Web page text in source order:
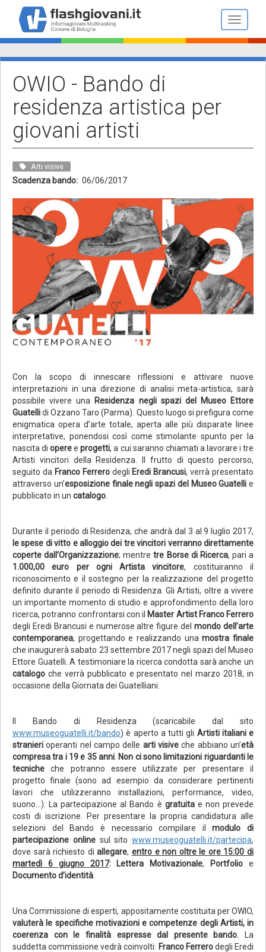
contenuto
principale
Toggle
OWIO - Bando di
residenza artistica per
giovani artisti
Arti visive
Scadenza bando 06/06/2017
Con la scopo di innescare riflessioni e attivare nuove
interpretazioni in una direzione di analisi meta-artistica, sarà
possibile vivere una
Residenza negli spazi del Museo Ettore
Guatellidi Ozzano Taro (Parma). Questo luogo si prefigura come
enigmatica opera d’arte totale, aperta alle più disparate linee
interpretative, ponendosi così come stimolante spunto per la
nascita diopereeprogetti, a cui saranno chiamati a lavorare i tre
Artisti vincitori della Residenza. Il frutto di questo percorso,
seguito da Franco Ferrerodegli Eredi Brancusi, verrà presentato
attraverso un’esposizione finale negli spazi del Museo Guatelli e
pubblicato in un catalogo
Durante il periodo di Residenza, che andrà dal 3 al 9 luglio 2017,
le spese di vitto e alloggio dei tre vincitori verranno direttamente
coperte dall’Organizzazione; mentretre Borse di Ricerca, pari a
1.000,00 euro per ogni Artista vincitore, costituiranno il
riconoscimento e il sostegno per la realizzazione del progetto
definito durante il periodo di Residenza. Gli Artisti, oltre a vivere
un importante momento di studio e approfondimento della loro
ricerca, potranno confrontarsi con il Master Artist Franco Ferrero
degli Eredi Brancusi e numerose altre figure delmondo dell’arte
contemporanea, progettando e realizzando unamostra finale
che inaugurerà sabato 23 settembre 2017 negli spazi del Museo
Ettore Guatelli. A testimoniare la ricerca condotta sarà anche un
catalogo che verrà pubblicato e presentato nel marzo 2018, in
occasione della Giornata dei Guatelliani.
Il Bando di Residenza (scaricabile dal sito
www.museoguatelli.it/bando) è aperto a tutti gli Artisti italiani e
stranieri operanti nel campo delle arti visive che abbiano un’età
compresa tra i 19 e 35 anni Non ci sono limitazioni riguardanti le
tecniche che potranno essere utilizzate per presentare il
progetto finale (sono ad esempio da considerare pertinenti
lavori che utilizzeranno installazioni, performance, video,
suono…). La partecipazione al Bando è gratuitae non prevede
costi di iscrizione. Per presentare la propria candidatura alle
selezioni del Bando è necessario compilare ilmodulo di
partecipazione onlinesul sito www.museoguatelli.it/partecipa,
dove sarà richiesto diallegare, entro e non oltre le ore 15:00 di
martedì 6 giugno 2017: Lettera Motivazionale, Portfolio e
Documento d’identità
Una Commissione di esperti, appositamente costituita per OWIO,
valuterà le specifiche motivazioni e competenze degli Artisti, in
coerenza con le finalità espresse dal presente bando. La
suddetta commissione vedrà coinvolti: Franco Ferrerodegli Eredi